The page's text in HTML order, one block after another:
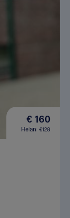
€ 160
Helan: €128